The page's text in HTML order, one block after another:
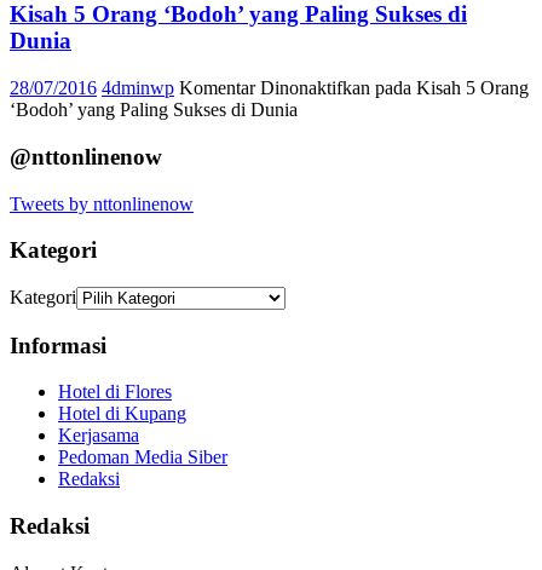
Kisah 5 Orang ‘Bodoh’ yang Paling Sukses di
Dunia
28/07/2016 4dminwp Komentar Dinonaktifkan pada Kisah 5 Orang
‘Bodoh’ yang Paling Sukses di Dunia
@nttonlinenow
Tweets by nttonlinenow
Kategori
Kategori
Informasi
Hotel di Flores
Hotel di Kupang
Kerjasama
Pedoman Media Siber
Redaksi
Redaksi